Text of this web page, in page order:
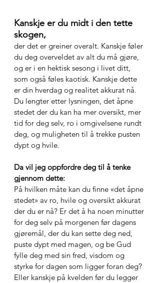
Kanskje er du midt i den tette
skogen,
der det er greiner overalt. Kanskje føler
du deg overveldet av alt du må gjøre,
og er i en hektisk sesong i livet ditt,
som også føles kaotisk. Kanskje dette
er din hverdag og realitet akkurat nå.
Du lengter etter lysningen, det åpne
stedet der du kan ha mer oversikt, mer
tid for deg selv, ro i omgivelsene rundt
deg, og muligheten til å trekke pusten
dypt og hvile.
Da vil jeg oppfordre deg til å tenke
gjennom dette:
På hvilken måte kan du finne «det åpne
stedet» av ro, hvile og oversikt akkurat
der du er nå? Er det å ha noen minutter
for deg selv på morgenen før dagens
gjøremål, der du kan sette deg ned,
puste dypt med magen, og be Gud
fylle deg med sin fred, visdom og
styrke for dagen som ligger foran deg?
Eller kanskje på kvelden før du legger